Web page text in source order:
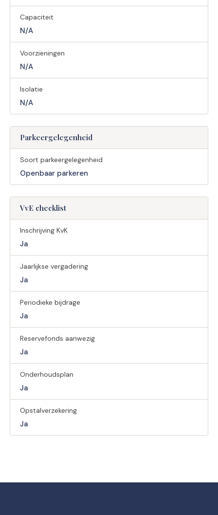
Capaciteit
N/A
Voorzieningen
N/A
Isolatie
N/A
Parkeergelegenheid
Soort parkeergelegenheid
Openbaar parkeren
VvE checklist
Inschrijving KvK
Ja
Jaarlijkse vergadering
Ja
Periodieke bijdrage
Ja
Reservefonds aanwezig
Ja
Onderhoudsplan
Ja
Opstalverzekering
Ja